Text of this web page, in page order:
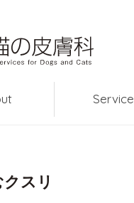
Service
スリ